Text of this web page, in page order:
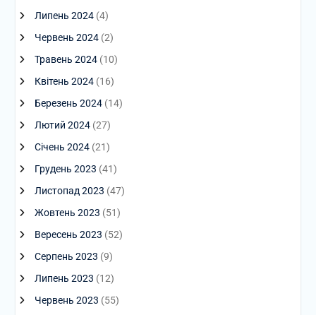
Липень 2024(4)
Червень 2024(2)
Травень 2024(10)
Квітень 2024(16)
Березень 2024(14)
Лютий 2024(27)
Січень 2024(21)
Грудень 2023 (41)
Листопад 2023 (47)
Жовтень 2023 (51)
Вересень 2023 (52)
Серпень 2023 (9)
Липень 2023 (12)
Червень 2023 (55)